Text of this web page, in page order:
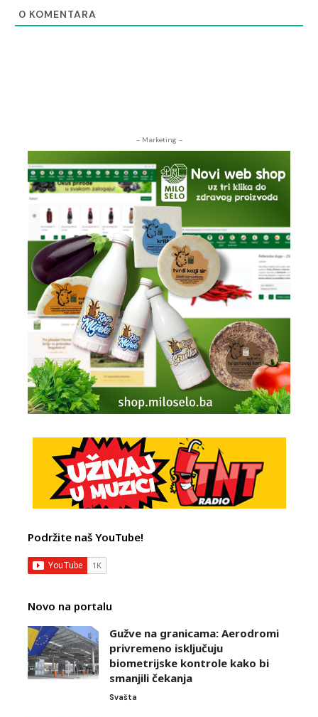
0 KOMENTARA
- Marketing -
Podržite naš YouTube!
Novo na portalu
Gužve na granicama: Aerodromi
privremeno isključuju
biometrijske kontrole kako bi
smanjili čekanja
Svašta